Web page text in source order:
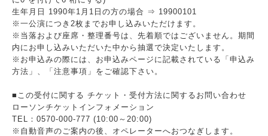
生年月日 1990年1月1日の方の場合 ⇒ 19900101
※一公演につき2枚までお申し込みいただけます。
※当落および座席・整理番号は、先着順ではございません。期間
内にお申し込みいただいた中から抽選で決定いたします。
※お申込みの際には、お申込みページに記載されている「申込み
方法」、「注意事項」をご確認下さい。
■この受付に関する チケット・受付方法に関するお問い合わせ
ローソンチケットインフォメーション
TEL：0570-000-777 (10:00～20:00)
※自動音声のご案内の後、オペレーターへおつなぎします。